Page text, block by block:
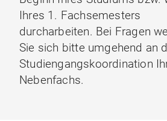
Ihres 1. Fachsemesters
durcharbeiten. Bei Fragen
Sie sich bitte umgehend an
Studiengangskoordination
Nebenfachs.